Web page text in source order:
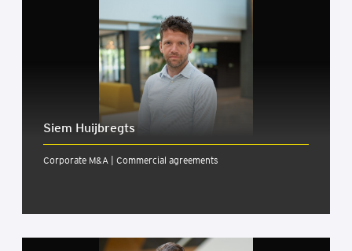
Siem Huijbregts
Corporate M&A | Commercial agreements